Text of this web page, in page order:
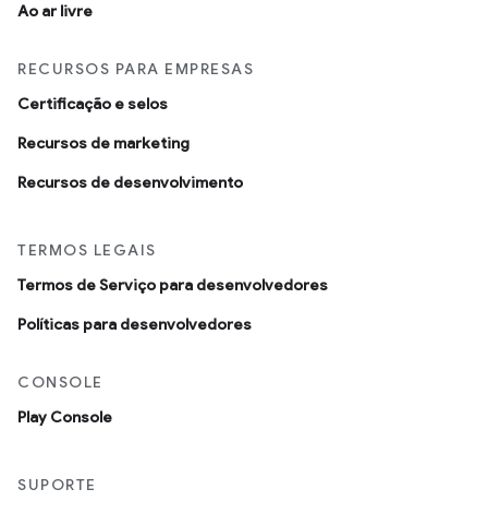
Ao ar livre
RECURSOS PARA EMPRESAS
Certificação e selos
Recursos de marketing
Recursos de desenvolvimento
TERMOS LEGAIS
Termos de Serviço para desenvolvedores
Políticas para desenvolvedores
CONSOLE
Play Console
SUPORTE